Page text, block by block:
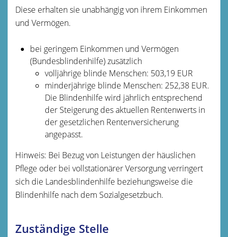
Diese erhalten sie unabhängig von ihrem Einkommen
und Vermögen.
bei geringem Einkommen und Vermögen
(Bundesblindenhilfe) zusätzlich
volljährige blinde Menschen: 503,19 EUR
minderjährige blinde Menschen: 252,38 EUR.
Die Blindenhilfe wird jährlich entsprechend
der Steigerung des aktuellen Rentenwerts in
der gesetzlichen Rentenversicherung
angepasst.
Hinweis: Bei Bezug von Leistungen der häuslichen
Pflege oder bei vollstationärer Versorgung verringert
sich die Landesblindenhilfe beziehungsweise die
Blindenhilfe nach dem Sozialgesetzbuch.
Zuständige Stelle